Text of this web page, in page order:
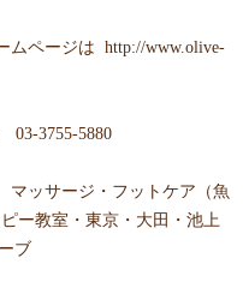
ムページは http://www.olive-
03-3755-5880
ッサージ・フットケア（魚
ー教室・東京・大田・池上
ブ